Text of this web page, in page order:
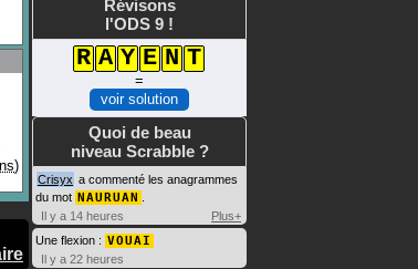
)
Révisons
l'ODS 9 !
R A Y E N T
=
voir solution
Quoi de beau
niveau Scrabble ?
Crisyx a commenté les anagrammes
du mot NAURUAN
Il y a 14 heures
Plus+
Une flexion : VOUAI
Il y a 22 heures